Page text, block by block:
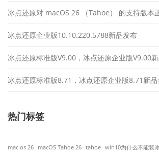
冰点还原对 macOS 26 （Tahoe） 的支持版本
冰点还原企业版10.10.220.5788新品发布
冰点还原标准版V9.00，冰点还原企业版V9.00
冰点还原标准版8.71，冰点还原企业版8.71新
热门标签
mac os 26 macOS Tahoe 26 tahoe win10为什么不能装